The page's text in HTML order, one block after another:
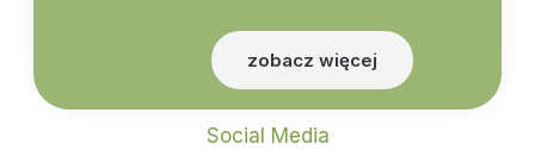
zobacz więcej
Social Media